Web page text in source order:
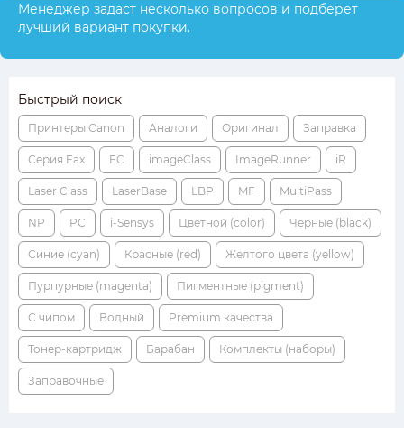
Менеджер задаст несколько вопросов и подберет
лучший вариант покупки.
Быстрый поиск
Принтеры Canon Аналоги Оригинал Заправка
Серия Fax FC imageClass ImageRunner iR
Laser Class LaserBase LBP MF MultiPass
NP PC i-Sensys Цветной (color) Черные (black)
Синие (cyan) Красные (red) Желтого цвета (yellow)
Пурпурные (magenta) Пигментные (pigment)
С чипом Водный Premium качества
Тонер-картридж Барабан Комплекты (наборы)
Заправочные